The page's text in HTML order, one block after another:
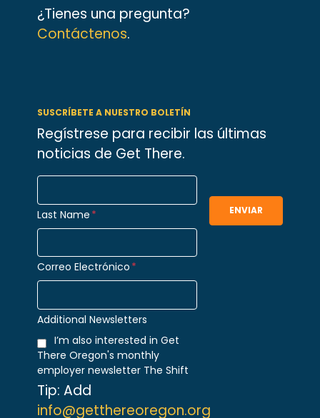
¿Tienes una pregunta?
Contáctenos.
SUSCRÍBETE A NUESTRO BOLETÍN
Regístrese para recibir las últimas
noticias de Get There.
Last Name *
Correo Electrónico *
Additional Newsletters
I’m also interested in Get
There Oregon's monthly
employer newsletter The Shift
Tip: Add
info@getthereoregon.org